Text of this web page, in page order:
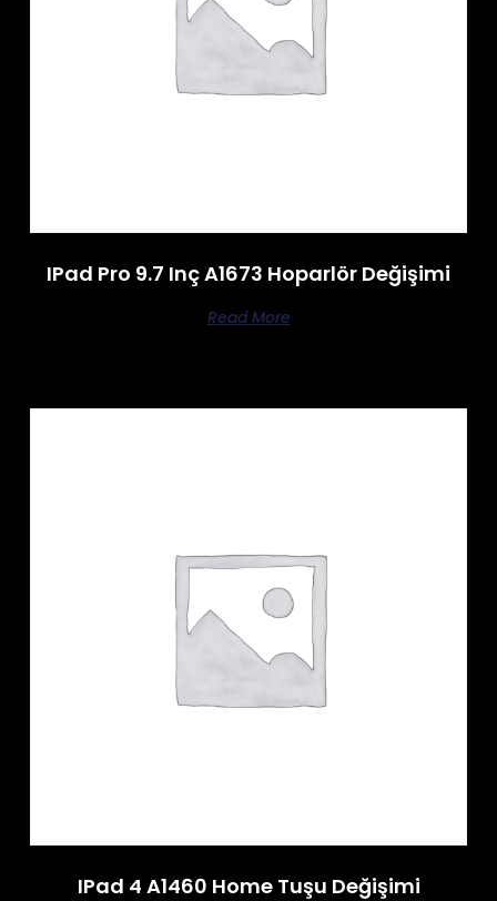
IPad Pro 9.7 Inç A1673 Hoparlör Değişimi
Read More
IPad 4 A1460 Home Tuşu Değişimi